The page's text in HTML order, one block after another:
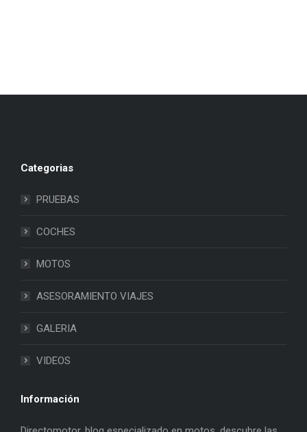
Categorias
PRUEBAS
COCHES
MOTOS
ASESORAMIENTO VIAJES
GALERIA
VIDEOS
Información